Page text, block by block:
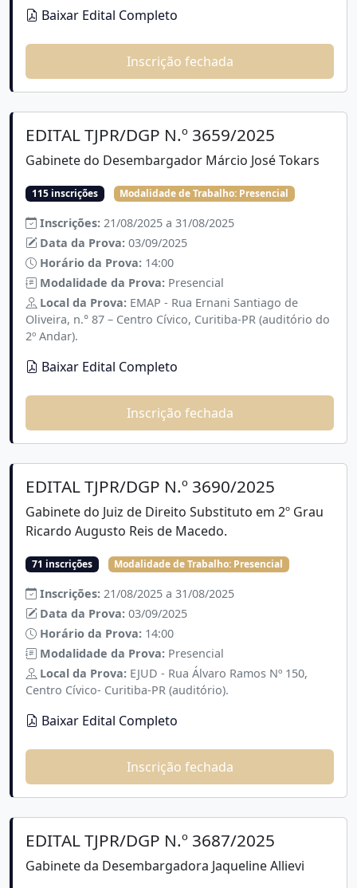
Baixar Edital Completo
Inscrição fechada
EDITAL TJPR/DGP N.º 3659/2025
Gabinete do Desembargador Márcio José Tokars
115 inscrições Modalidade de Trabalho: Presencial
Inscrições: 21/08/2025 a 31/08/2025
Data da Prova: 03/09/2025
Horário da Prova: 14:00
Modalidade da Prova: Presencial
Local da Prova: EMAP - Rua Ernani Santiago de
Oliveira, n.° 87 – Centro Cívico, Curitiba-PR (auditório do
2º Andar).
Baixar Edital Completo
Inscrição fechada
EDITAL TJPR/DGP N.º 3690/2025
Gabinete do Juiz de Direito Substituto em 2º Grau
Ricardo Augusto Reis de Macedo.
71 inscrições Modalidade de Trabalho: Presencial
Inscrições: 21/08/2025 a 31/08/2025
Data da Prova: 03/09/2025
Horário da Prova: 14:00
Modalidade da Prova: Presencial
Local da Prova: EJUD - Rua Álvaro Ramos Nº 150,
Centro Cívico- Curitiba-PR (auditório).
Baixar Edital Completo
Inscrição fechada
EDITAL TJPR/DGP N.º 3687/2025
Gabinete da Desembargadora Jaqueline Allievi